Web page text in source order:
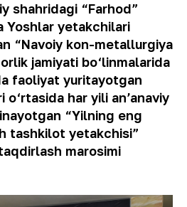
shahridagi “Farhod”
Yoshlar yetakchilari
“Navoiy kon-metallurgiya
jamiyati bo‘linmalarida
faoliyat yuritayotgan
har yili anʼanaviy
“Yilning eng
tashkilot yetakchisi”
marosimi